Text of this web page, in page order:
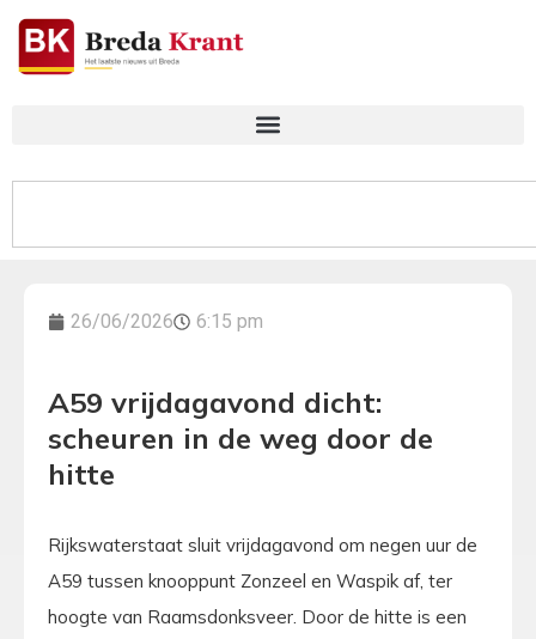
26/06/2026 6:15 pm
A59 vrijdagavond dicht:
scheuren in de weg door de
hitte
Rijkswaterstaat sluit vrijdagavond om negen uur de
A59 tussen knooppunt Zonzeel en Waspik af, ter
hoogte van Raamsdonksveer. Door de hitte is een